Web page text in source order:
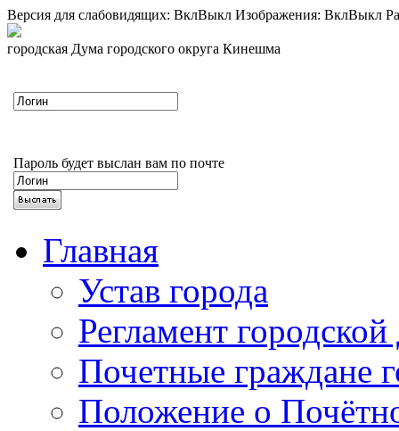
Версия для слабовидящих: ВклВыкл Изображения: ВклВыкл
городская Дума городского округа Кинешма
Пароль будет выслан вам по почте
Главная
Устав города
Регламент
Почетные граждане
Положение о